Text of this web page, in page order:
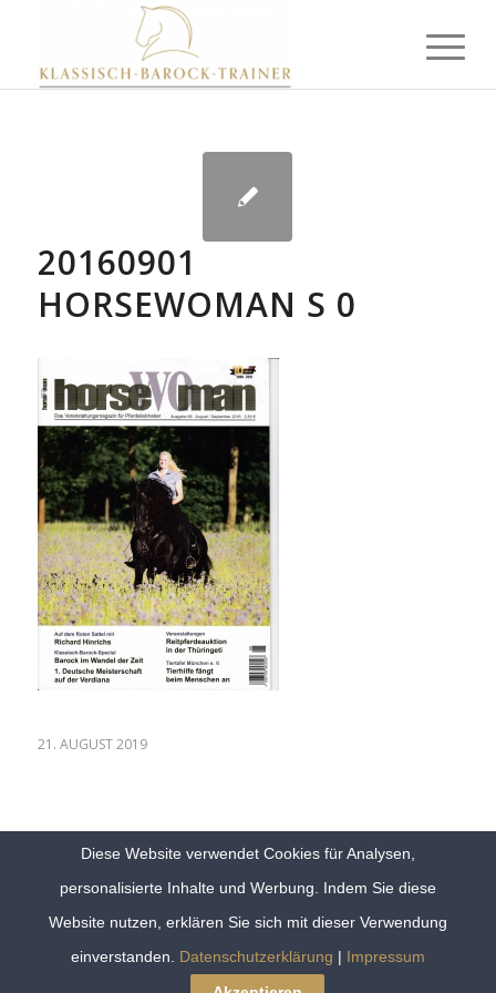
20160901
HORSEWOMAN S 0
21. AUGUST 2019
Impressum|Kontakt
Diese Website verwendet Cookies für Analysen,
personalisierte Inhalte und Werbung. Indem Sie diese
Website nutzen, erklären Sie sich mit dieser Verwendung
einverstanden. Datenschutzerklärung | Impressum